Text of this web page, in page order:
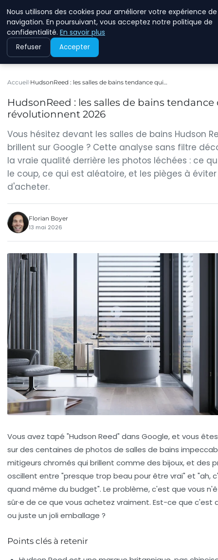
WINFESSOR
Accueil HudsonReed : les salles de bains tendance qui…
HudsonReed : les salles de bains tendance
révolutionnent 2026
Vous hésitez devant les salles de bains Hudson
brillent sur Google ? Cette analyse sans filtre
la vraie qualité derrière les photos léchées : ce
le coup, ce qui est aléatoire, et les pièges à
d'acheter.
Florian Boyer
13 mai 2026
Vous avez tapé "Hudson Reed" dans Google, et vous
sur des centaines de photos de salles de bains
mitigeurs chromés qui brillent comme des bijoux, et des
oscillent entre "presque trop beau pour être vrai" et "ah,
quand même du budget". Le problème, c'est que vous
sûr·e de ce que vous achetez vraiment. Est-ce que c'est
ou juste un joli emballage ?
Points clés à retenir
Nous utilisons des cookies pour améliorer votre expérience de
navigation. En poursuivant, vous acceptez notre politique de
confidentialité. En savoir plus
Refuser Accepter